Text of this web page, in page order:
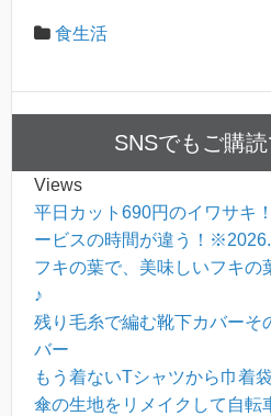
食生活
SNSでもご購読
Views
平日カット690円のイワサキ
ービスの時間が違う！
フキの葉で、美味しいフキの
♪
残り毛糸で編む靴下カバーそ
バー
もう着ないTシャツから巾着
傘の生地をリメイクして自転